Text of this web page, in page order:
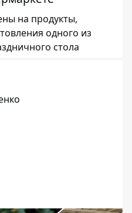
на продукты,
одного из
стола